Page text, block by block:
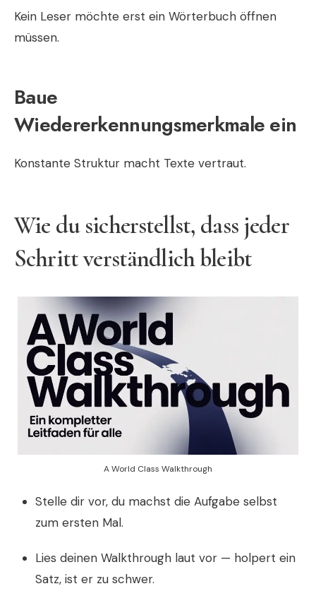
Kein Leser möchte erst ein Wörterbuch öffnen
müssen.
Baue
Wiedererkennungsmerkmale ein
Konstante Struktur macht Texte vertraut.
Wie du sicherstellst, dass jeder
Schritt verständlich bleibt
A World Class Walkthrough
Stelle dir vor, du machst die Aufgabe selbst
zum ersten Mal.
Lies deinen Walkthrough laut vor — holpert ein
Satz, ist er zu schwer.